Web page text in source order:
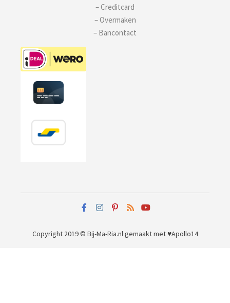
– Creditcard
– Overmaken
– Bancontact
Copyright 2019 © Bij-Ma-Ria.nlgemaakt met ♥Apollo14